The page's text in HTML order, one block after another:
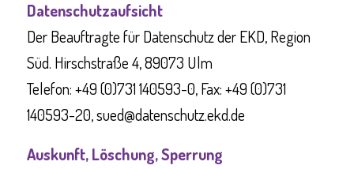
Datenschutzaufsicht
Der Beauftragte für Datenschutz der EKD, Region
Süd. Hirschstraße 4, 89073 Ulm
Telefon: +49 (0)731 140593-0, Fax: +49 (0)731
140593-20, sued@datenschutz.ekd.de
Auskunft, Löschung, Sperrung